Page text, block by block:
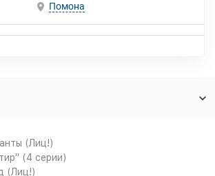
Помона
(Лиц!)
(4 серии)
(Лиц!)